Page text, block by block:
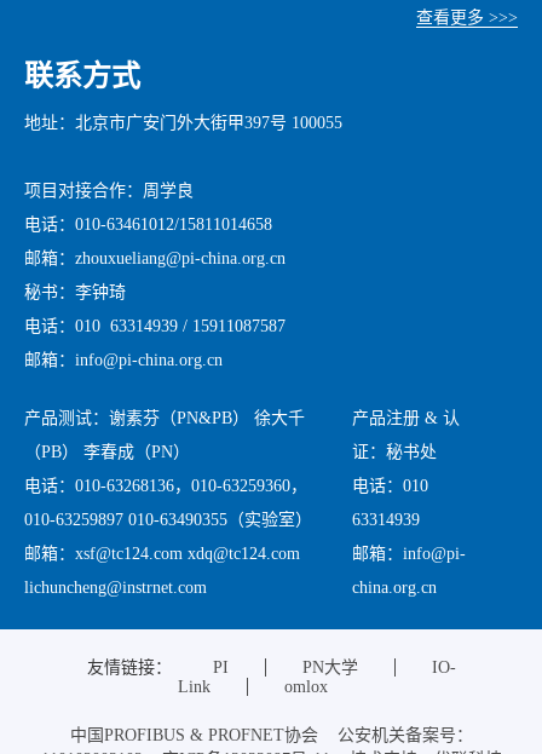
查看更多 >>>
联系方式
地址：北京市广安门外大街甲397号 100055
项目对接合作：周学良
电话：010-63461012/15811014658
邮箱：zhouxueliang@pi-china.org.cn
秘书：李钟琦
电话：010 63314939 / 15911087587
邮箱：info@pi-china.org.cn
产品测试：谢素芬（PN&PB） 徐大千
（PB） 李春成（PN）
电话：010-63268136，010-63259360，
010-63259897 010-63490355（实验室）
邮箱：xsf@tc124.com xdq@tc124.com
lichuncheng@instrnet.com
产品注册 & 认
证：秘书处
电话：010
63314939
邮箱：info@pi-
china.org.cn
友情链接： PI PN大学
IO-
Link
omlox
中国PROFIBUS & PROFNET协会 公安机关备案号：